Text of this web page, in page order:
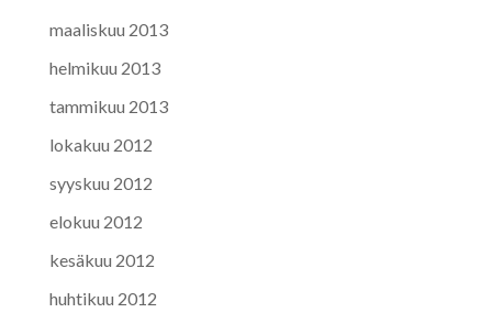
maaliskuu 2013
helmikuu 2013
tammikuu 2013
lokakuu 2012
syyskuu 2012
elokuu 2012
kesäkuu 2012
huhtikuu 2012